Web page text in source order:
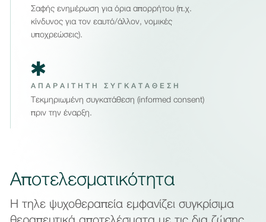
Σαφής ενημέρωση για όρια απορρήτου (π.χ.
κίνδυνος για τον εαυτό/άλλον, νομικές
υποχρεώσεις).
ΑΠΑΡΑΙΤΗΤΗ ΣΥΓΚΑΤΑΘΕΣΗ
Τεκμηριωμένη συγκατάθεση (informed consent)
πριν την έναρξη.
Αποτελεσματικότητα
Η τηλε ψυχοθεραπεία εμφανίζει συγκρίσιμα